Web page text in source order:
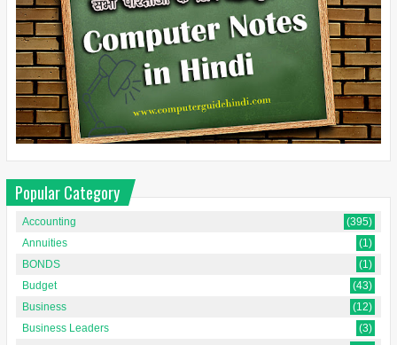
Popular Category
Accounting
(395)
Annuities
(1)
BONDS
(1)
Budget
(43)
Business
(12)
Business Leaders
(3)